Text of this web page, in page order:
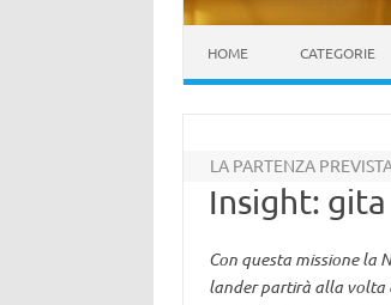
HOME CATEGORIE
LA PARTENZA
Insight:
Con questa missione la
lander partirà alla volta